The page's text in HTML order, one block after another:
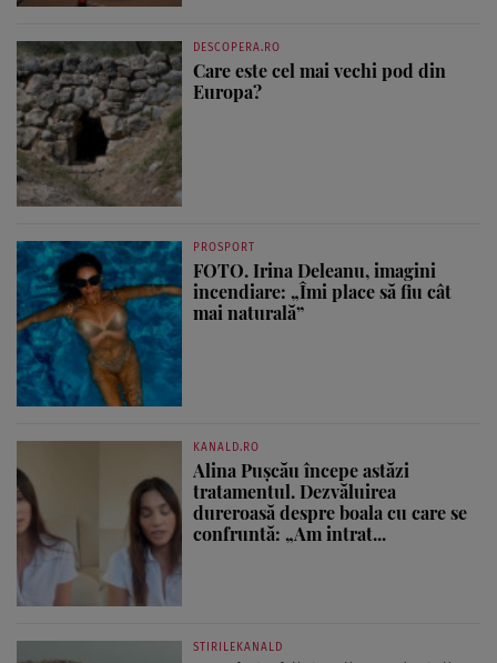
DESCOPERA.RO
Care este cel mai vechi pod din
Europa?
PROSPORT
FOTO. Irina Deleanu, imagini
incendiare: „Îmi place să fiu cât
mai naturală”
KANALD.RO
Alina Pușcău începe astăzi
tratamentul. Dezvăluirea
dureroasă despre boala cu care se
confruntă: „Am intrat...
STIRILEKANALD